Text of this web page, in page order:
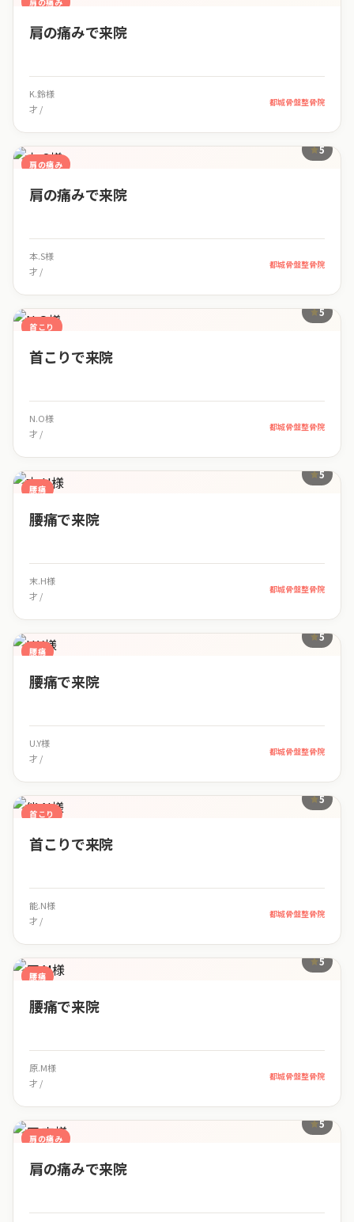
肩の痛みで来院
K.鈴様
才 /
都城骨盤整骨院
肩の痛み
5
肩の痛みで来院
本.S様
才 /
都城骨盤整骨院
首こり
5
首こりで来院
N.O様
才 /
都城骨盤整骨院
腰痛
5
腰痛で来院
末.H様
才 /
都城骨盤整骨院
腰痛
5
腰痛で来院
U.Y様
才 /
都城骨盤整骨院
首こり
5
首こりで来院
能.N様
才 /
都城骨盤整骨院
腰痛
5
腰痛で来院
原.M様
才 /
都城骨盤整骨院
肩の痛み
5
肩の痛みで来院